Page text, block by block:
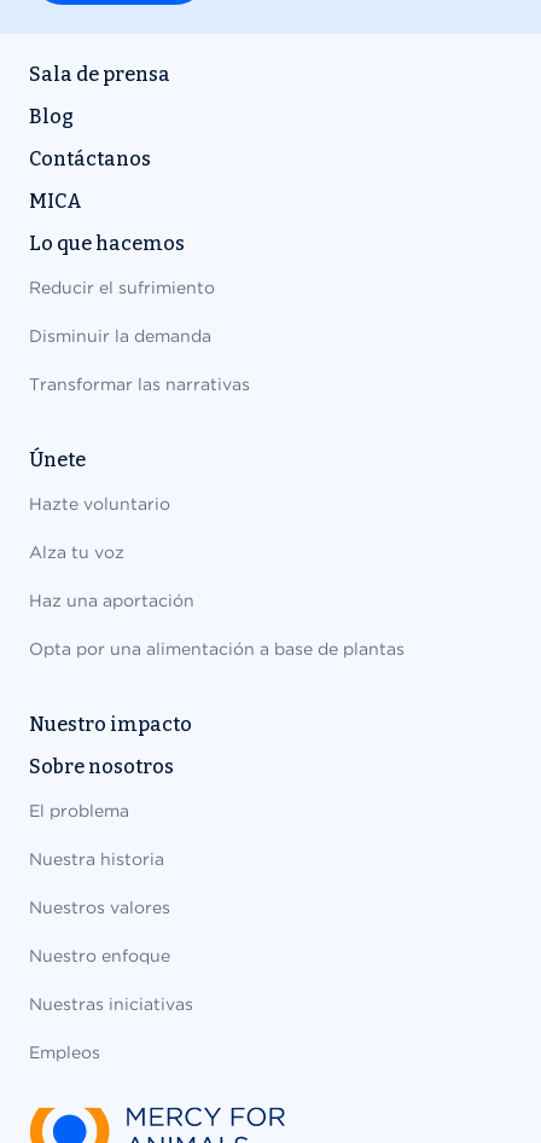
Sala de prensa
Blog
Contáctanos
MICA
Lo que hacemos
Reducir el sufrimiento
Disminuir la demanda
Transformar las narrativas
Únete
Hazte voluntario
Alza tu voz
Haz una aportación
Opta por una alimentación a base de plantas
Nuestro impacto
Sobre nosotros
El problema
Nuestra historia
Nuestros valores
Nuestro enfoque
Nuestras iniciativas
Empleos